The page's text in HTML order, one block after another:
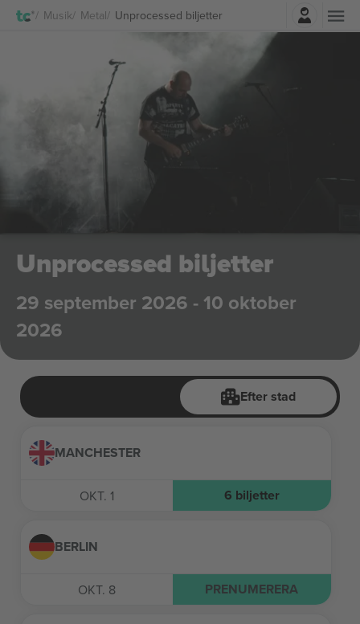
Musik Metal Unprocessed biljetterLogga in
Unprocessed biljetter
29 september 2026 - 10 oktober
2026
Efter stad
MANCHESTER
OKT. 1 6 biljetter
BERLIN
OKT. 8 PRENUMERERA